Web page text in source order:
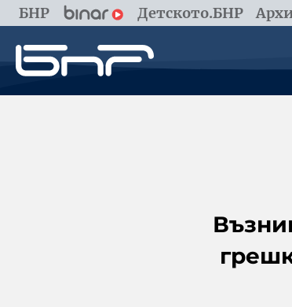
БНР Детското.БНР